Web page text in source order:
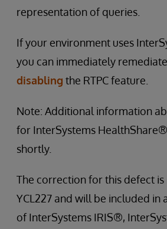
representation of queries.
If your environment uses
you can immediately
disabling the RTPC feature.
Note: Additional information
for InterSystems
shortly.
The correction for this defect
YCL227 and will be included in
of InterSystems IRIS®,